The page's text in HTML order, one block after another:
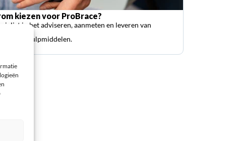
kiezen voor ProBrace?
in het adviseren, aanmeten en leveren van
hulpmiddelen.